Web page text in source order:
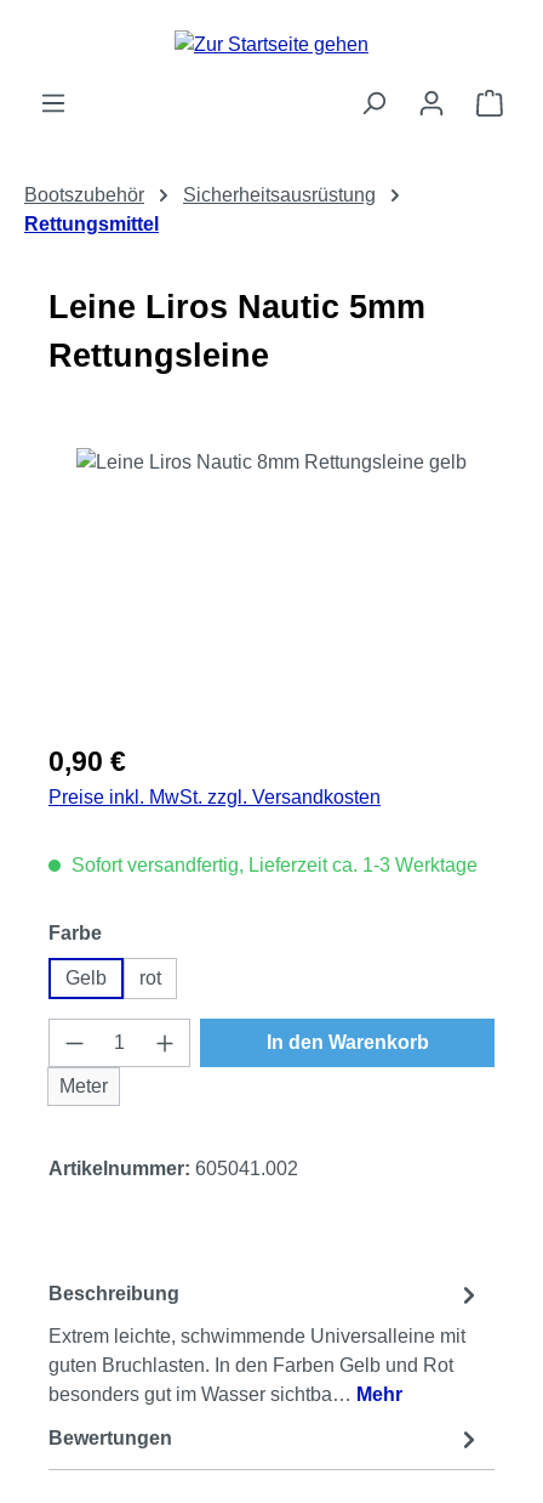
Zum Hauptinhalt springen
Bootszubehör
Sicherheitsausrüstung
Rettungsmittel
Leine Liros Nautic 5mm
Rettungsleine
Bildergalerie überspringen
Regulärer Preis:
0,90 €
Preise inkl. MwSt. zzgl. Versandkosten
Sofort versandfertig, Lieferzeit ca. 1-3 Werktage
Farbeauswählen
Gelb rot
Produkt Anzahl: Gib den gewünschten
Meter
In den Warenkorb
Artikelnummer: 605041.002
Beschreibung
Extrem leichte, schwimmende Universalleine mit
guten Bruchlasten. In den Farben Gelb und Rot
besonders gut im Wasser sichtba… Mehr
Bewertungen